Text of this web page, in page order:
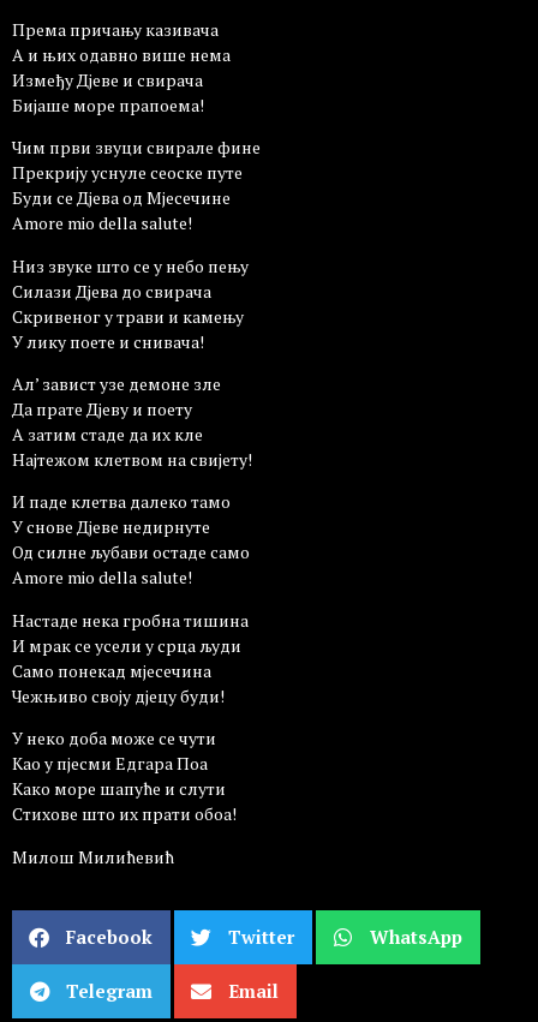
Према причању казивача
А и њих одавно више немa
Између Дјеве и свирача
Бијаше море прапоема!
Чим први звуци свирале фине
Прекрију уснуле сеоске путе
Буди се Дјева од Мјесечине
Amore mio della salute!
Низ звуке што се у небо пењу
Силази Дјева до свирача
Скривеног у трави и камењу
У лику поете и снивача!
Ал’ завист узе демоне зле
Да прате Дјеву и поету
А затим стаде да их кле
Најтежом клетвом на свијету!
И паде клетва далеко тамо
У снове Дјеве недирнуте
Од силне љубави остаде само
Amore mio della salute!
Настаде нека грoбна тишина
И мрак се усели у срца људи
Само понекад мјесечина
Чежњиво своју дјецу буди!
У неко доба може се чути
Као у пјесми Едгара Поа
Како море шапуће и слути
Стихове што их прати обоа!
Милош Милићевић
Facebook Twitter WhatsApp
Telegram Email